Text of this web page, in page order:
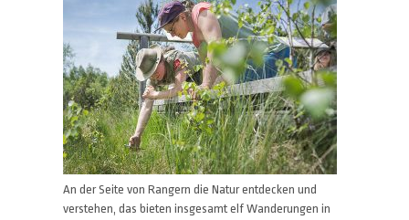
An der Seite von Rangern die Natur entdecken und
verstehen, das bieten insgesamt elf Wanderungen in